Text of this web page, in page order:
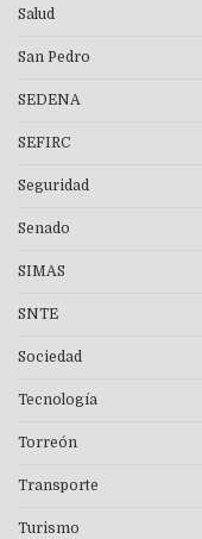
Salud
San Pedro
SEDENA
SEFIRC
Seguridad
Senado
SIMAS
SNTE
Sociedad
Tecnología
Torreón
Transporte
Turismo